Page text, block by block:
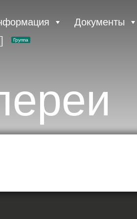
Документы
Группа